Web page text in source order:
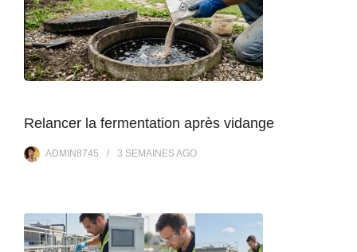
Relancer la fermentation après vidange
ADMIN8745 3 SEMAINESAGO